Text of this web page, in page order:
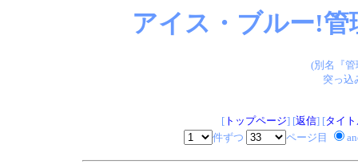
アイス・ブルー!
(別名『
突っ込
[トップページ] [返信] [タイ
件ずつ
ページ目